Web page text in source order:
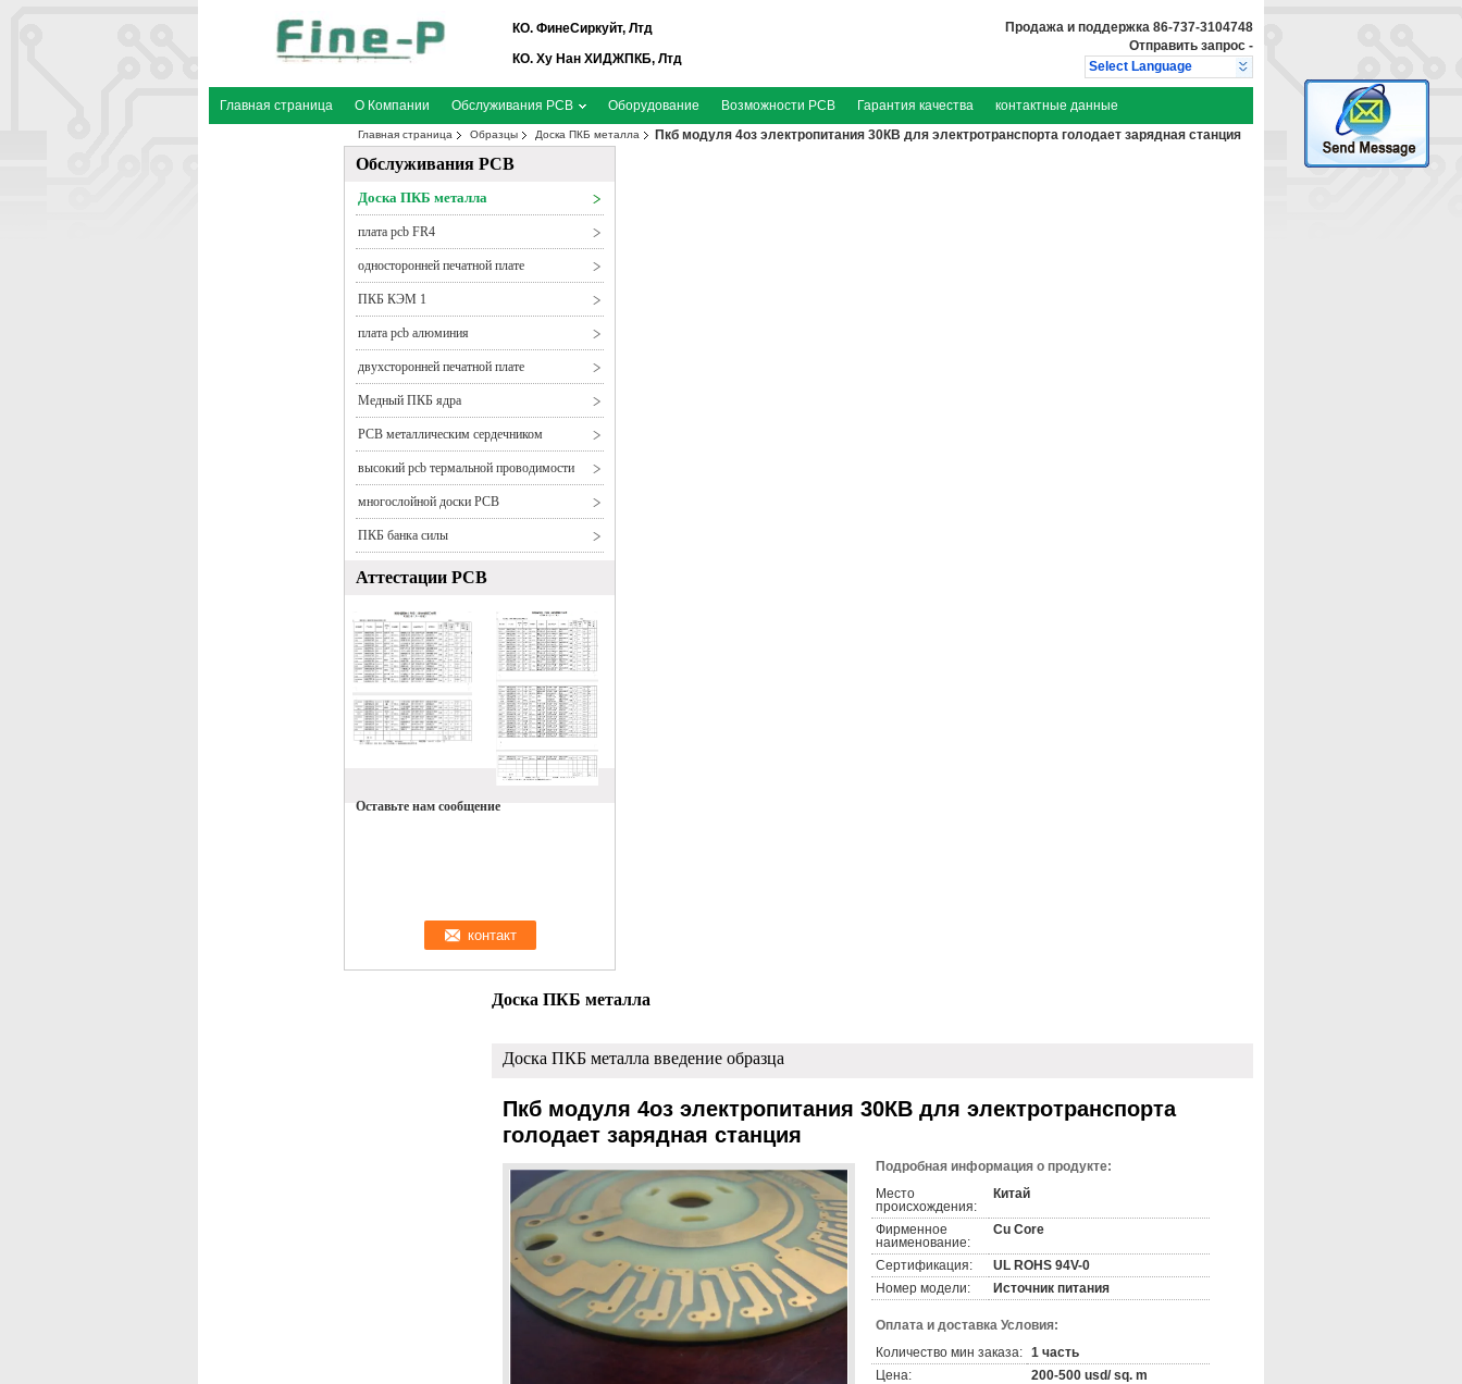
КО. ФинеСиркуйт, Лтд
КО. Ху Нан ХИДЖПКБ, Лтд
Продажа и поддержка 86-737-3104748
Отправить запрос -
Select Language
Главная страница О Компании Обслуживания PCB Оборудование Возможности PCB Гарантия качества контактные данные
Главная страница Образцы Доска ПКБ металла Пкб модуля 4оз электропитания 30КВ для электротранспорта голодает зарядная станция
Обслуживания PCB
Доска ПКБ металла
плата pcb FR4
односторонней печатной плате
ПКБ КЭМ 1
плата pcb алюминия
двухсторонней печатной плате
Медный ПКБ ядра
PCB металлическим сердечником
высокий pcb термальной проводимости
многослойной доски PCB
ПКБ банка силы
Аттестации PCB
Оставьте нам сообщение
Доска ПКБ металла
Доска ПКБ металла введение образца
Пкб модуля 4оз электропитания 30КВ для электротранспорта
голодает зарядная станция
Подробная информация о продукте:
Место
происхождения:
Китай
Фирменное
наименование:
Cu Core
Сертификация:
UL ROHS 94V-0
Номер модели:
Источник питания
Оплата и доставка Условия:
Количество мин заказа: 1 часть
Цена:
200-500 usd/ sq. m